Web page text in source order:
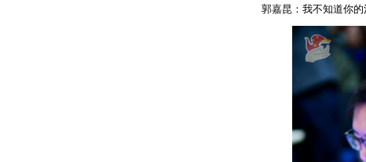
郭嘉昆：我不知道你